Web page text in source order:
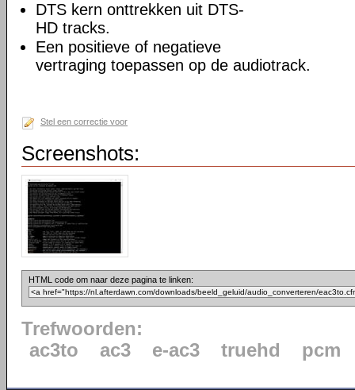
DTS kern onttrekken uit DTS-
HD tracks.
Een positieve of negatieve
vertraging toepassen op de audiotrack.
Stel een correctie voor
Screenshots:
HTML code om naar deze pagina te linken:
Trefwoorden:
ac3to
ac3 e-ac3 truehd pcm